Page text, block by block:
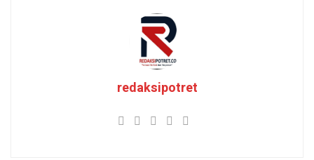
redaksipotret